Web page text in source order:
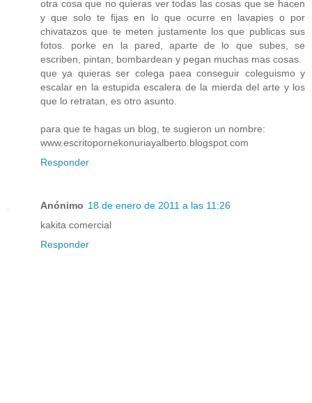
otra cosa que no quieras ver todas las cosas que se hacen
y que solo te fijas en lo que ocurre en lavapies o por
chivatazos que te meten justamente los que publicas sus
fotos. porke en la pared, aparte de lo que subes, se
escriben, pintan, bombardean y pegan muchas mas cosas.
que ya quieras ser colega paea conseguir coleguismo y
escalar en la estupida escalera de la mierda del arte y los
que lo retratan, es otro asunto.
para que te hagas un blog, te sugieron un nombre:
www.escritopornekonuriayalberto.blogspot.com
Responder
Anónimo 18 de enero de 2011 a las 11:26
kakita comercial
Responder